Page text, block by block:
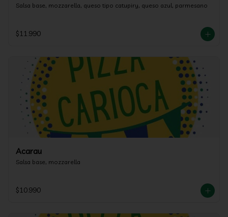
Salsa base, mozzarella, queso tipo catupiry, queso azul, parmesano
$11.990
Acarau
Salsa base, mozzarella
$10.990